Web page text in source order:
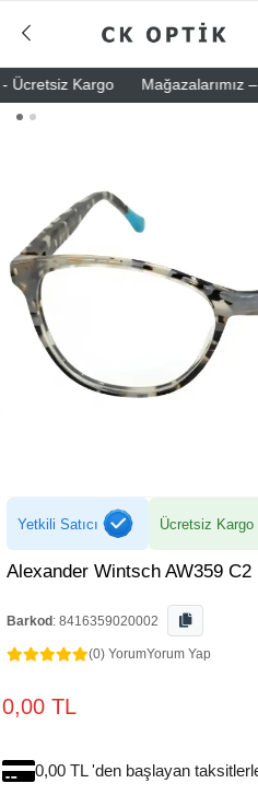
Kargo Mağazalarımız –
Yetkili Satıcı Ücretsiz Kargo
Alexander Wintsch AW359 C2
Barkod : 8416359020002
(0) YorumYorum Yap
0,00 TL
0,00 TL 'den başlayan